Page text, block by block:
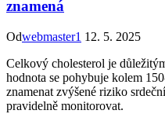
znamená
Odwebmaster1 12. 5. 2025
Celkový cholesterol je
hodnota se pohybuje kolem
znamenat zvýšené riziko
pravidelně monitorovat.